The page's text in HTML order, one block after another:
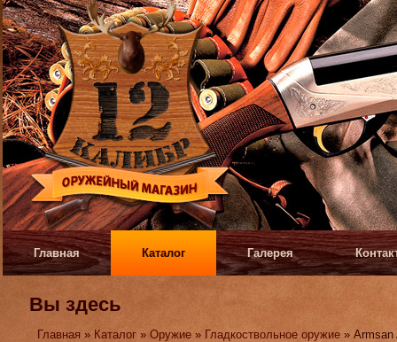
Главная Каталог Галерея
Вы здесь
Главная » Каталог »Оружие » Гладкоствольное оружие » Armsan